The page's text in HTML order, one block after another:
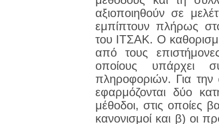
αξιοποιηθούν σε
εμπίπτουν πλήρως στο
του ΙΤΣΑΚ. Ο
από τους
οποίους υπάρχει
πληροφοριών. Για την
εφαρμόζονται δύο
μέθοδοι, στις οποίες
κανονισμοί και β) οι